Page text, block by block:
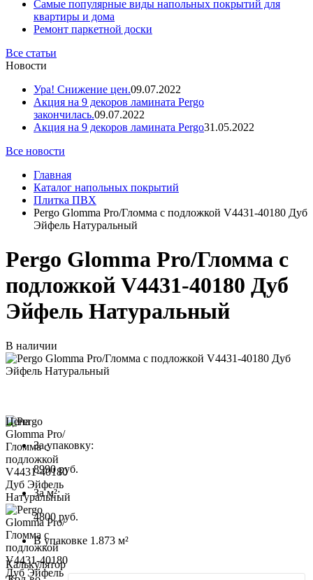
Самые популярные виды напольных покрытий для
квартиры и дома
Ремонт паркетной доски
Все статьи
Новости
Ура! Снижение цен.09.07.2022
Акция на 9 декоров ламината Pergo
закончилась.09.07.2022
Акция на 9 декоров ламината Pergo31.05.2022
Все новости
Главная
Каталог напольных покрытий
Плитка ПВХ
Pergo Glomma Pro/Гломма с подложкой V4431-40180 Дуб
Эйфель Натуральный
Pergo Glomma Pro/Гломма с
подложкой V4431-40180 Дуб
Эйфель Натуральный
В наличии
Цена
За упаковку:
8990руб.
За м²:
4800 руб.
В упаковке 1.873 м²
Калькулятор